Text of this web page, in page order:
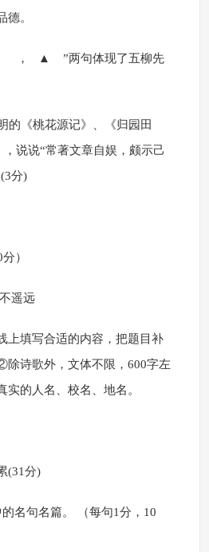
德。
， ▲ ”两句体现了五柳先
的《桃花源记》、《归园田
说说“常著文章自娱，颇示己
分)
）
遥远
上填写合适的内容，把题目补
除诗歌外，文体不限，600字左
的人名、校名、地名。
(31分)
名句名篇。 （每句1分，10